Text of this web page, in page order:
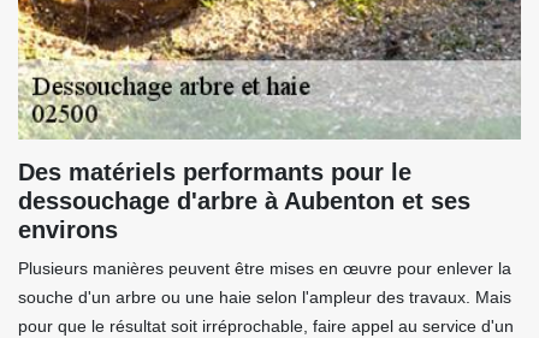
Des matériels performants pour le
dessouchage d'arbre à Aubenton et ses
environs
Plusieurs manières peuvent être mises en œuvre pour enlever la
souche d'un arbre ou une haie selon l'ampleur des travaux. Mais
pour que le résultat soit irréprochable, faire appel au service d'un